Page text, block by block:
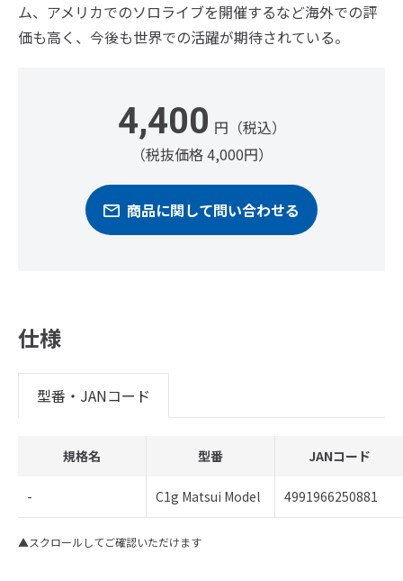
ム、アメリカでのソロライブを開催するなど海外での評
価も高く、今後も世界での活躍が期待されている。
4,400 円（税込）
（税抜価格 4,000円）
商品に関して問い合わせる
仕様
型番・JANコード
規格名 型番 JANコード
- C1g Matsui Model 4991966250881
▲スクロールしてご確認いただけます